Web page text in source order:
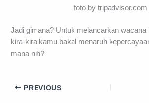
foto by tripadvisor.com
Jadi gimana? Untuk melancarkan wacana
kira-kira kamu bakal menaruh
mana nih?
PREVIOUS